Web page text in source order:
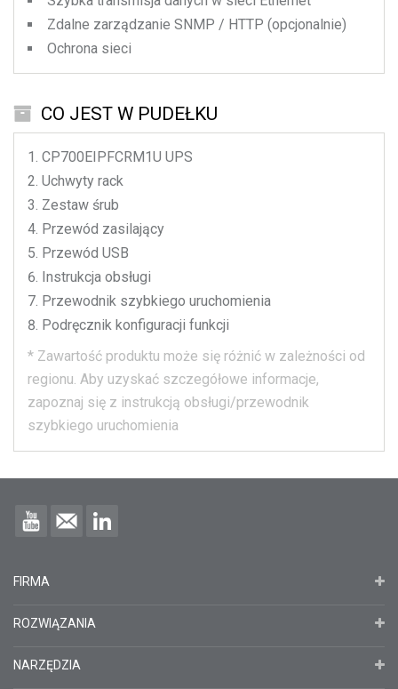
Zdalne zarządzanie SNMP / HTTP (opcjonalnie)
Ochrona sieci
CO JEST W PUDEŁKU
CP700EIPFCRM1U UPS
Uchwyty rack
Zestaw śrub
Przewód zasilający
Przewód USB
Instrukcja obsługi
Przewodnik szybkiego uruchomienia
Podręcznik konfiguracji funkcji
* Zawartość produktu może się różnić w zależności od
regionu. Aby uzyskać szczegółowe informacje,
zapoznaj się z instrukcją obsługi/przewodnik
szybkiego uruchomienia
FIRMA
ROZWIĄZANIA
NARZĘDZIA